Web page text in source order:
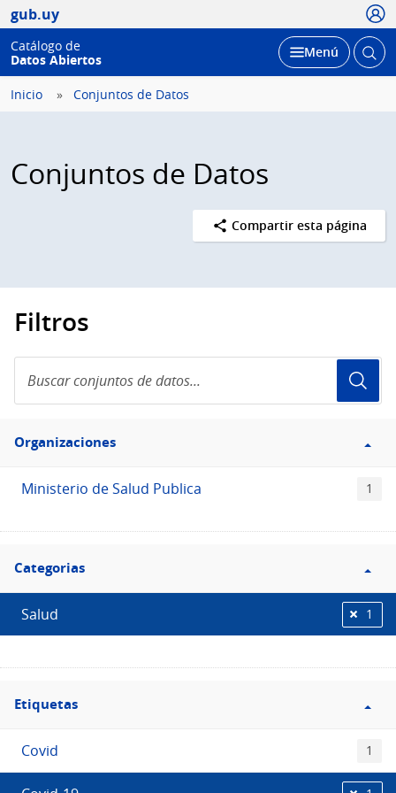
gub.uy
Catálogo de
Datos Abiertos
Desplegar
Menú Abrir
Inicio Conjuntos de Datos
Conjuntos de Datos
Compartir esta página
Filtros
conjuntos
de
Filtro
Organizaciones
Organizaciones
Ministerio de Salud Publica 1
Filtro
Categorias
Categorias
Salud 1
Filtro
Etiquetas
Etiquetas
Covid 1